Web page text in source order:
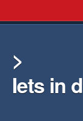
>
Iets in